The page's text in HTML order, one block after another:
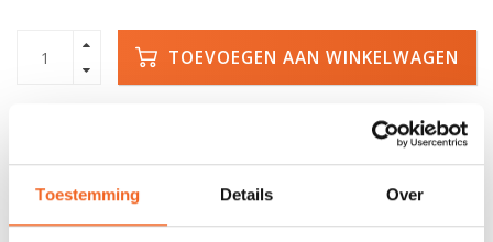
Toestemming Details Over
TOEVOEGEN AAN WINKELWAGEN
DE GROOTSTE
VOORRAAD
678 GOOGLE REVIEWS
PROEFVAART